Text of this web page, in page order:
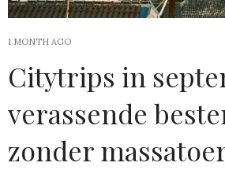
1 MONTH AGO
Citytrips in
verassende
zonder